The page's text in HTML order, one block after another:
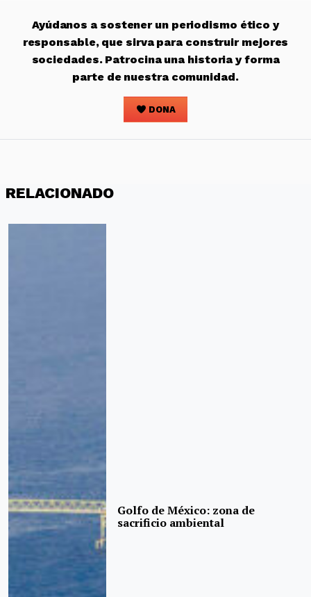
Ayúdanos a sostener un periodismo ético y
responsable, que sirva para construir mejores
sociedades. Patrocina una historia y forma
parte de nuestra comunidad.
DONA
RELACIONADO
Golfo de México: zona de
sacrificio ambiental